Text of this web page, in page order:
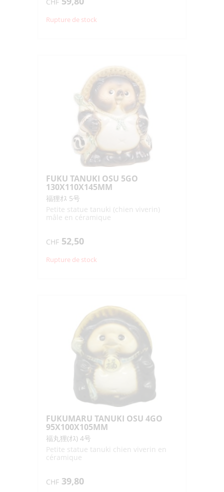
Rupture de stock
FUKU TANUKI OSU 5GO
130X110X145MM
福狸ｵｽ 5号
Petite statue tanuki (chien viverin)
mâle en céramique
CHF 52,50
Rupture de stock
FUKUMARU TANUKI OSU 4GO
95X100X105MM
福丸狸(ｵｽ) 4号
Petite statue tanuki chien viverin en
céramique
CHF 39,80